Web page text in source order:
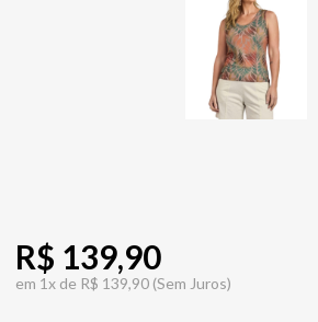
R$ 139,90
em 1x de R$ 139,90 (Sem Juros)